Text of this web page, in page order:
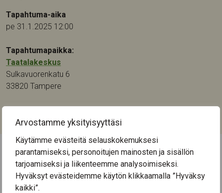
Arvostamme yksityisyyttäsi
Käytämme evästeitä selauskokemuksesi
parantamiseksi, personoitujen mainosten ja sisällön
tarjoamiseksi ja liikenteemme analysoimiseksi.
Hyväksyt evästeidemme käytön klikkaamalla ”Hyväksy
kaikki”.
Tapahtuma-aika
pe 31.1.2025 12:00
Tapahtumapaikka:
Taatalakeskus
Sulkavuorenkatu 6
33820 Tampere
Muu
← Näytä kaikki tapahtumat